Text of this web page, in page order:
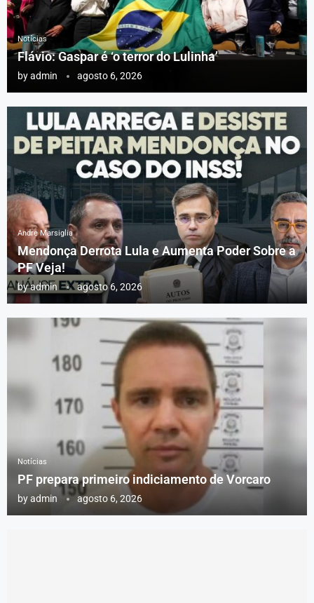
Notícias
Flávio: Gaspar é ‘o terror do Lulinha’
byadmin agosto 6, 2026
Andre Marsiglia
Mendonça Derrota Lula e Aumenta Poder Sobre a
PF Veja!
byadmin agosto 6, 2026
Notícias
PF prepara primeiro indiciamento de Vorcaro
byadmin agosto 6, 2026